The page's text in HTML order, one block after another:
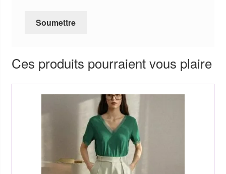
Ces produits pourraient vous plaire